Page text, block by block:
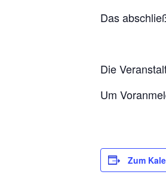
Das
Die
Um
Zum